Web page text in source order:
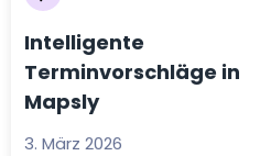
Intelligente
Terminvorschläge in
Mapsly
3. März 2026